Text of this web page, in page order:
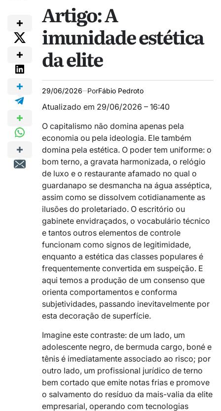
Artigo: A
imunidade estética
da elite
29/06/2026 PorFábio Pedroto
Atualizado em 29/06/2026 – 16:40
O capitalismo não domina apenas pela
economia ou pela ideologia. Ele também
domina pela estética. O poder tem uniforme: o
bom terno, a gravata harmonizada, o relógio
de luxo e o restaurante afamado no qual o
guardanapo se desmancha na água asséptica,
assim como se dissolvem cotidianamente as
ilusões do proletariado. O escritório ou
gabinete envidraçados, o vocabulário técnico
e tantos outros elementos de controle
funcionam como signos de legitimidade,
enquanto a estética das classes populares é
frequentemente convertida em suspeição. E
aqui temos a produção de um consenso que
orienta comportamentos e conforma
subjetividades, passando inevitavelmente por
esta decoração de superfície.
Imagine este contraste: de um lado, um
adolescente negro, de bermuda cargo, boné e
tênis é imediatamente associado ao risco; por
outro lado, um profissional jurídico de terno
bem cortado que emite notas frias e promove
o salvamento do resíduo da mais-valia da elite
empresarial, operando com tecnologias